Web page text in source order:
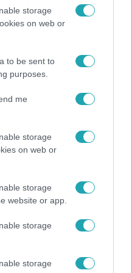
storage
on web or
to be sent to
purposes.
me
storage
on web or
storage
website or app.
storage
storage
is –
a